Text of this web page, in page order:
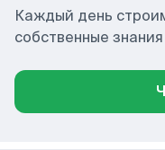
Каждый день
собственные